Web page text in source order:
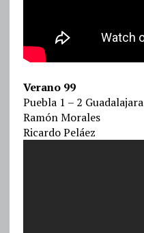
Verano 99
Puebla 1 – 2 Guadalajara
Ramón Morales
Ricardo Peláez